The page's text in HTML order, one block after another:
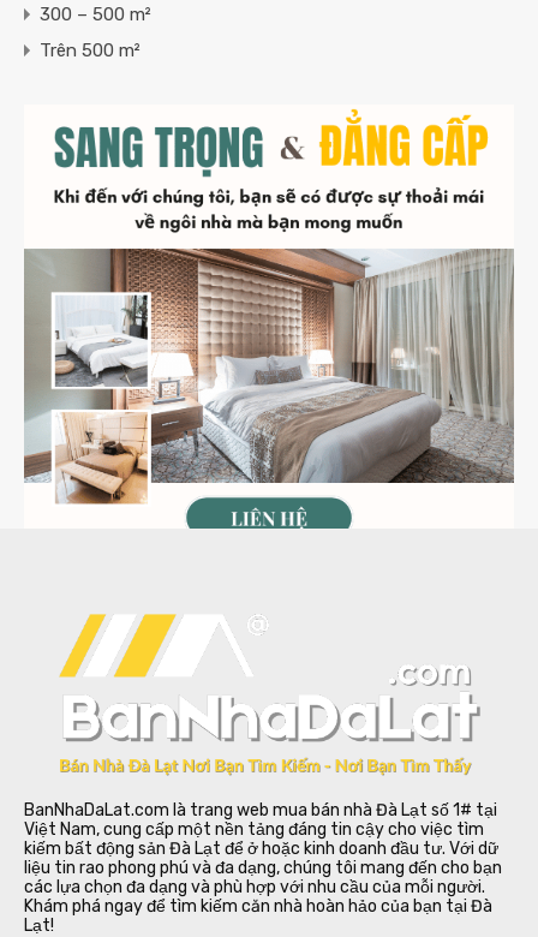
300 – 500 m²
Trên 500 m²
BanNhaDaLat.com là trang web mua bán nhà Đà Lạt số 1# tại
Việt Nam, cung cấp một nền tảng đáng tin cậy cho việc tìm
kiếm bất động sản Đà Lạt để ở hoặc kinh doanh đầu tư. Với dữ
liệu tin rao phong phú và đa dạng, chúng tôi mang đến cho bạn
các lựa chọn đa dạng và phù hợp với nhu cầu của mỗi người.
Khám phá ngay để tìm kiếm căn nhà hoàn hảo của bạn tại Đà
Lạt!